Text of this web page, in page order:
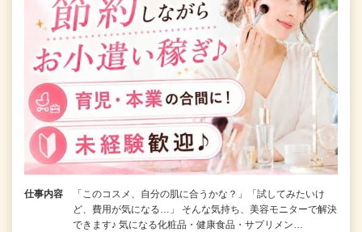
仕事内容
「このコスメ、自分の肌に合うかな？」「試してみたいけ
ど、費用が気になる…」 そんな気持ち、美容モニターで解決
できます♪ 気になる化粧品・健康食品・サプリメン…